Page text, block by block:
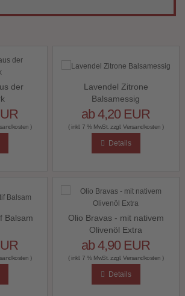
der
)
Lavendel Zitrone
Balsamessig
ab 4,20 EUR
( inkl. 7 % MwSt. zzgl.Versandkosten )
Details
Balsam
)
Olio Bravas - mit nativem
Olivenöl Extra
ab 4,90 EUR
( inkl. 7 % MwSt. zzgl.Versandkosten )
Details